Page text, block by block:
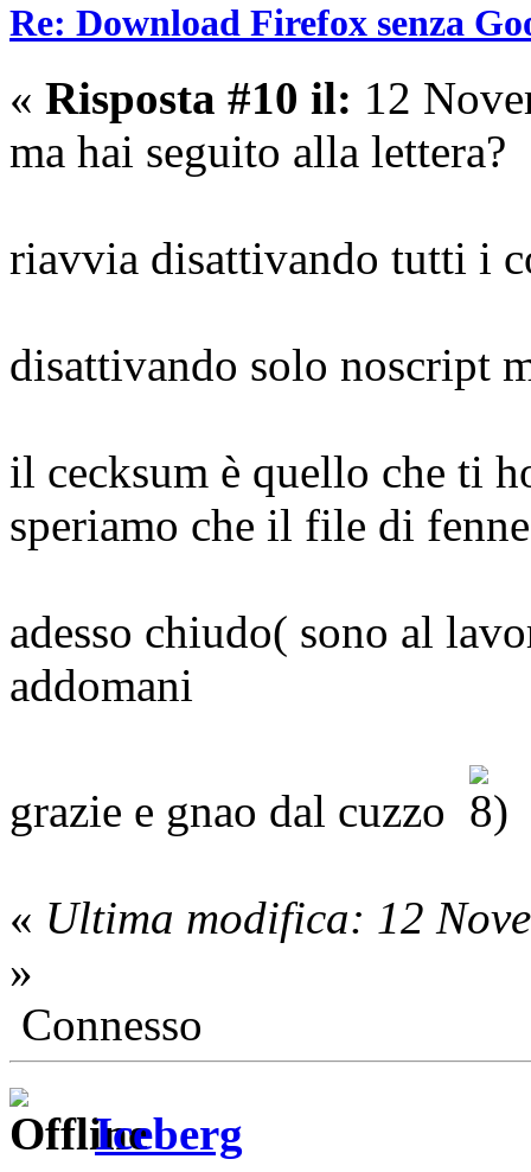
Re: Download Firefox senza
« Risposta #10 il: 12
ma hai seguito alla lettera?
riavvia disattivando tutti i
disattivando solo noscript
il cecksum è quello che ti
speriamo che il file di
adesso chiudo( sono al
addomani
grazie e gnao dal cuzzo
« Ultima modifica: 12
»
Connesso
Iceberg